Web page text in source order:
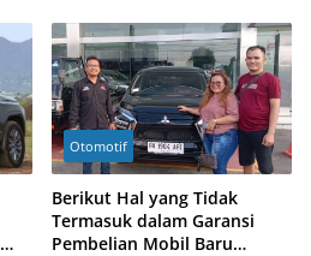
Otomotif
Berikut Hal yang Tidak
Termasuk dalam Garansi
Pembelian Mobil Baru